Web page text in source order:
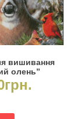
вишивання
олень”
грн.